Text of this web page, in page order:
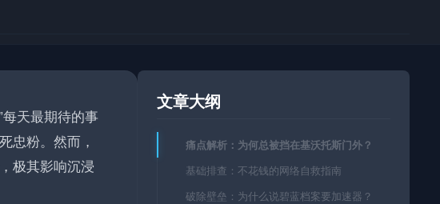
天最期待的事
忠粉。然而，
极其影响沉浸
文章大纲
痛点解析：为何总被挡在基沃托斯门外？
基础排查：不花钱的网络自救指南
破除壁垒：为什么说碧蓝档案要加速器？